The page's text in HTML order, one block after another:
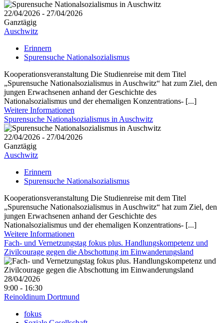
22/04/2026 - 27/04/2026
Ganztägig
Auschwitz
Erinnern
Spurensuche Nationalsozialismus
Kooperationsveranstaltung Die Studienreise mit dem Titel
„Spurensuche Nationalsozialismus in Auschwitz“ hat zum Ziel, den
jungen Erwachsenen anhand der Geschichte des
Nationalsozialismus und der ehemaligen Konzentrations- [...]
Weitere Informationen
Spurensuche Nationalsozialismus in Auschwitz
22/04/2026 - 27/04/2026
Ganztägig
Auschwitz
Erinnern
Spurensuche Nationalsozialismus
Kooperationsveranstaltung Die Studienreise mit dem Titel
„Spurensuche Nationalsozialismus in Auschwitz“ hat zum Ziel, den
jungen Erwachsenen anhand der Geschichte des
Nationalsozialismus und der ehemaligen Konzentrations- [...]
Weitere Informationen
Fach- und Vernetzungstag fokus plus. Handlungskompetenz und
Zivilcourage gegen die Abschottung im Einwanderungsland
28/04/2026
9:00 - 16:30
Reinoldinum Dortmund
fokus